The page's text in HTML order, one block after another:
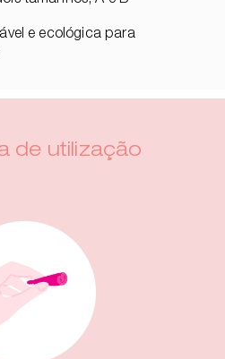
e ecológica para
de utilização